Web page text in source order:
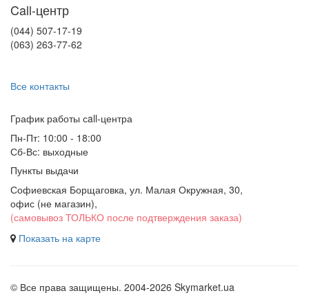
Call-центр
(044) 507-17-19
(063) 263-77-62
Все контакты
График работы сall-центра
Пн-Пт: 10:00 - 18:00
Сб-Вс: выходные
Пункты выдачи
Софиевская Борщаговка, ул. Малая Окружная, 30,
офис (не магазин),
(самовывоз ТОЛЬКО после подтверждения заказа)
Показать на карте
© Все права защищены. 2004-2026 Skymarket.ua